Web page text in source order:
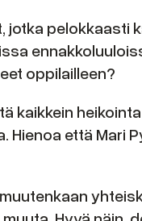
pelokkaasti
oppilailleen?
kaikkein
Hienoa että